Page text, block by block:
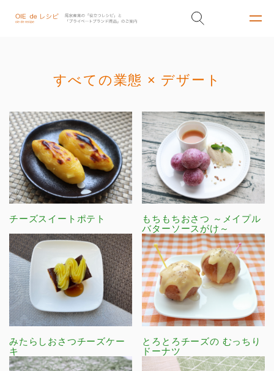
すべての業態 × デザート
チーズスイートポテト
もちもちおさつ ～メイプル
バターソースがけ～
みたらしおさつチーズケー
キ
とろとろチーズの むっちり
ドーナツ